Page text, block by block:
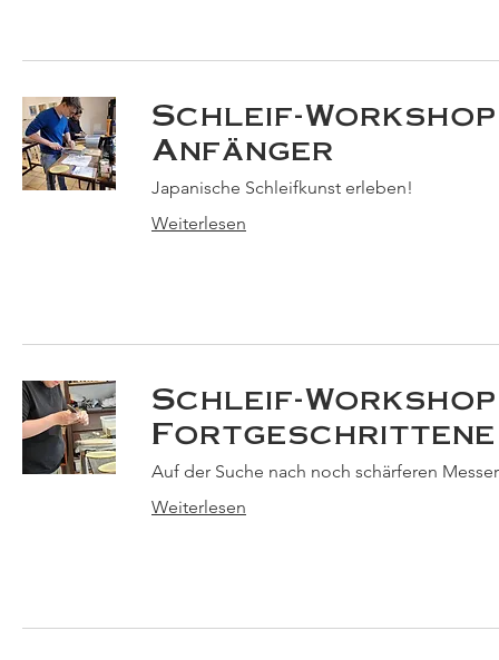
Schleif-
Anfänger
Japanische Schleifkunst erleben!
Weiterlesen
Schleif-
Fortgeschrittene
Auf der Suche nach noch schärferen
Weiterlesen